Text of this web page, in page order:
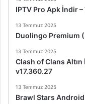
IPTV Pro Apk İndir
13 Temmuz 2025
Duolingo Premium
13 Temmuz 2025
Clash of Clans
v17.360.27
13 Temmuz 2025
Brawl Stars